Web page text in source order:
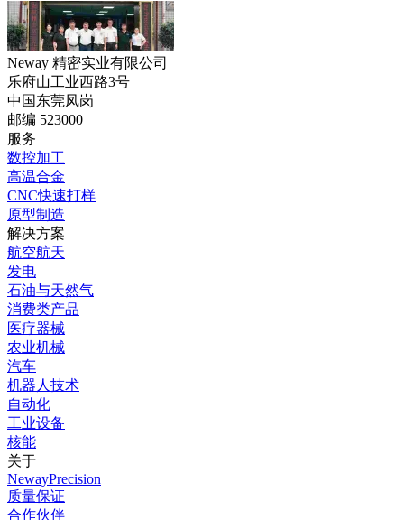
Neway 精密实业有限公司
乐府山工业西路3号
中国东莞凤岗
邮编 523000
服务
数控加工
高温合金
CNC快速打样
原型制造
解决方案
航空航天
发电
石油与天然气
消费类产品
医疗器械
农业机械
汽车
机器人技术
自动化
工业设备
核能
关于
NewayPrecision
质量保证
合作伙伴